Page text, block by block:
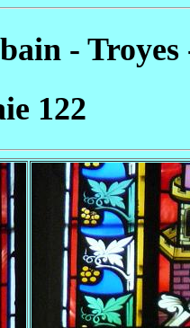
- Troyes
122